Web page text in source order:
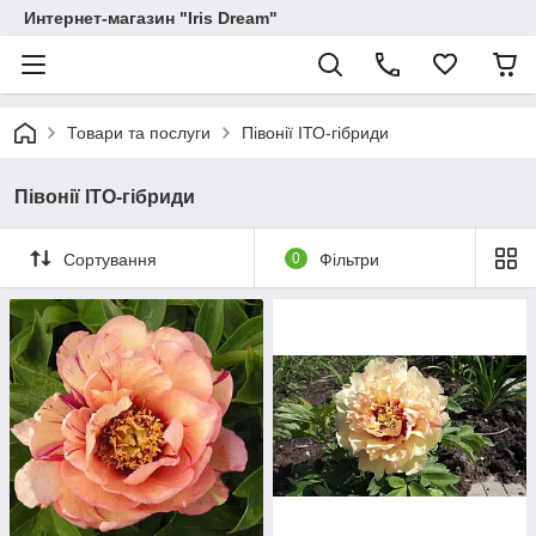
Интернет-магазин "Iris Dream"
Товари та послуги Півонії ІТО-гібриди
Півонії ІТО-гібриди
Сортування 0 Фільтри